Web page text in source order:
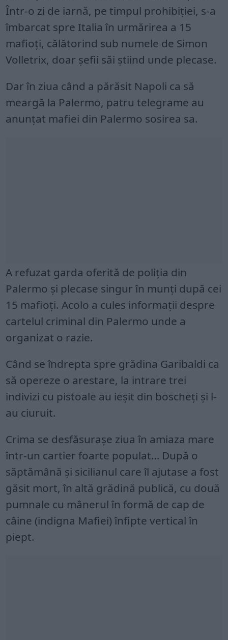
Într-o zi de iarnă, pe timpul prohibiției, s-a
îmbarcat spre Italia în urmărirea a 15
mafioți, călătorind sub numele de Simon
Volletrix, doar șefii săi știind unde plecase.
Dar în ziua când a părăsit Napoli ca să
meargă la Palermo, patru telegrame au
anunțat mafiei din Palermo sosirea sa.
A refuzat garda oferită de poliția din
Palermo și plecase singur în munți după cei
15 mafioți. Acolo a cules informații despre
cartelul criminal din Palermo unde a
organizat o razie.
Când se îndrepta spre grădina Garibaldi ca
să opereze o arestare, la intrare trei
indivizi cu pistoale au ieșit din boscheți și l-
au ciuruit.
Crima se desfăsurașe ziua în amiaza mare
într-un cartier foarte populat… După o
săptămână și sicilianul care îl ajutase a fost
găsit mort, în altă grădină publică, cu două
pumnale cu mânerul în formă de cap de
câine (indigna Mafiei) înfipte vertical în
piept.